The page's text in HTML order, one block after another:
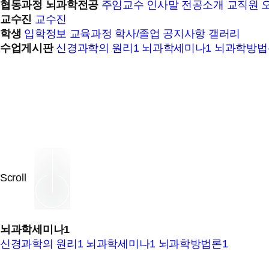
협동과정 뇌과학전공 주임교수 인사말 전공소개 교직원
교수진 교수진
학생 입학정보 교육과정 학사/졸업 공지사항 갤러리
수업게시판 신경과학의 원리1 뇌과학세미나1 뇌과학방
Scroll
뇌과학세미나1
신경과학의 원리1 뇌과학세미나1 뇌과학방법론1